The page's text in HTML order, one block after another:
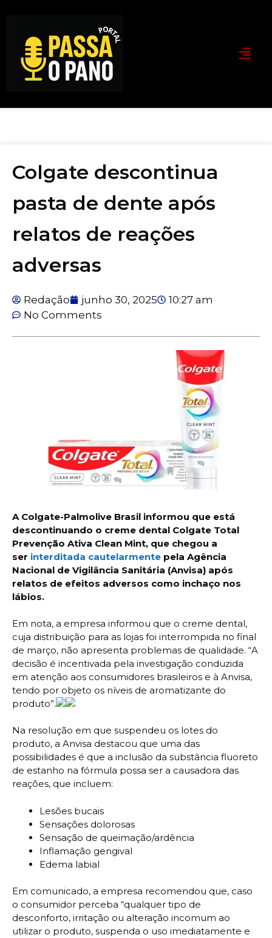
Colgate descontinua
pasta de dente após
relatos de reações
adversas
Redação junho 30, 2025
10:27 am
No Comments
A Colgate-Palmolive Brasil informou que está
descontinuando o creme dental Colgate Total
Prevenção Ativa Clean Mint, que chegou a
ser interditada cautelarmente pela Agência
Nacional de Vigilância Sanitária (Anvisa) após
relatos de efeitos adversos como inchaço nos
lábios.
Em nota, a empresa informou que o creme dental,
cuja distribuição para as lojas foi interrompida no final
de março, não apresenta problemas de qualidade. “A
decisão é incentivada pela investigação conduzida
em atenção aos consumidores brasileiros e à Anvisa,
tendo por objeto os níveis de aromatizante do
produto”.
Na resolução em que suspendeu os lotes do
produto, a Anvisa destacou que uma das
possibilidades é que a inclusão da substância fluoreto
de estanho na fórmula possa ser a causadora das
reações, que incluem:
Lesões bucais
Sensações dolorosas
Sensação de queimação/ardência
Inflamação gengival
Edema labial
Em comunicado, a empresa recomendou que, caso
o consumidor perceba “qualquer tipo de
desconforto, irritação ou alteração incomum ao
utilizar o produto, suspenda o uso imediatamente e